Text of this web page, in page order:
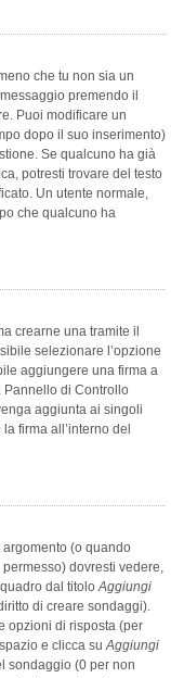
che tu non sia un
premendo il
Puoi modificare un
dopo il suo inserimento)
Se qualcuno ha già
potresti trovare del testo
Un utente normale,
che qualcuno ha
crearne una tramite il
selezionare l’opzione
aggiungere una firma a
Pannello di Controllo
aggiunta ai singoli
firma all’interno del
(o quando
dovresti vedere,
dal titoloAggiungi
di creare sondaggi).
opzioni di risposta (per
e clicca suAggiungi
sondaggio (0 per non